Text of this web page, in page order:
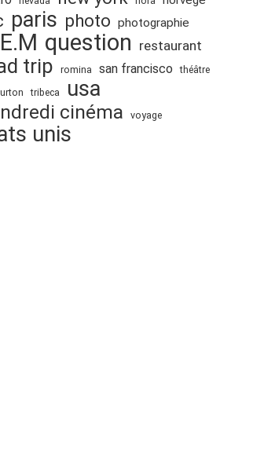
paris photo photographie
question restaurant
trip romina san francisco théâtre
tribeca usa
cinéma voyage
unis